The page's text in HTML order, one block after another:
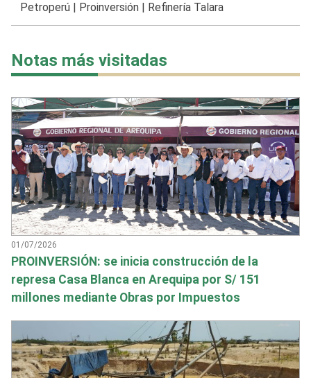
Petroperú| Proinversión| Refinería Talara
Notas más visitadas
01/07/2026
PROINVERSIÓN: se inicia construcción de la
represa Casa Blanca en Arequipa por S/ 151
millones mediante Obras por Impuestos